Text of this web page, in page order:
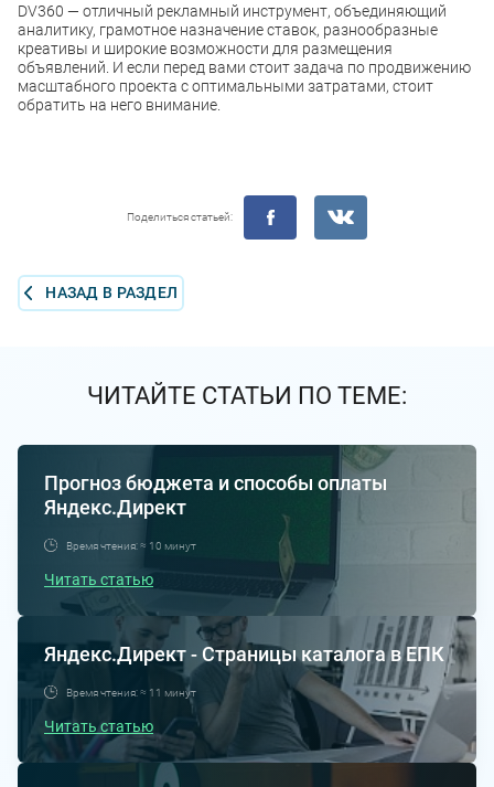
DV360 — отличный рекламный инструмент, объединяющий
аналитику, грамотное назначение ставок, разнообразные
креативы и широкие возможности для размещения
объявлений. И если перед вами стоит задача по продвижению
масштабного проекта с оптимальными затратами, стоит
обратить на него внимание.
НАЗАД В РАЗДЕЛ
Поделиться статьей:
ЧИТАЙТЕ СТАТЬИ ПО ТЕМЕ:
Прогноз бюджета и способы оплаты
Яндекс.Директ
Время чтения: ≈ 10 минут
Читать статью
Яндекс.Директ - Страницы каталога в ЕПК
Время чтения: ≈ 11 минут
Читать статью